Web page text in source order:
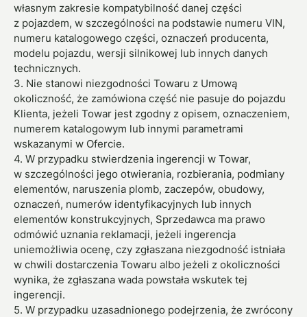
własnym zakresie kompatybilność danej części
z pojazdem, w szczególności na podstawie numeru VIN,
numeru katalogowego części, oznaczeń producenta,
modelu pojazdu, wersji silnikowej lub innych danych
technicznych.
3. Nie stanowi niezgodności Towaru z Umową
okoliczność, że zamówiona część nie pasuje do pojazdu
Klienta, jeżeli Towar jest zgodny z opisem, oznaczeniem,
numerem katalogowym lub innymi parametrami
wskazanymi w Ofercie.
4. W przypadku stwierdzenia ingerencji w Towar,
w szczególności jego otwierania, rozbierania, podmiany
elementów, naruszenia plomb, zaczepów, obudowy,
oznaczeń, numerów identyfikacyjnych lub innych
elementów konstrukcyjnych, Sprzedawca ma prawo
odmówić uznania reklamacji, jeżeli ingerencja
uniemożliwia ocenę, czy zgłaszana niezgodność istniała
w chwili dostarczenia Towaru albo jeżeli z okoliczności
wynika, że zgłaszana wada powstała wskutek tej
ingerencji.
5. W przypadku uzasadnionego podejrzenia, że zwrócony